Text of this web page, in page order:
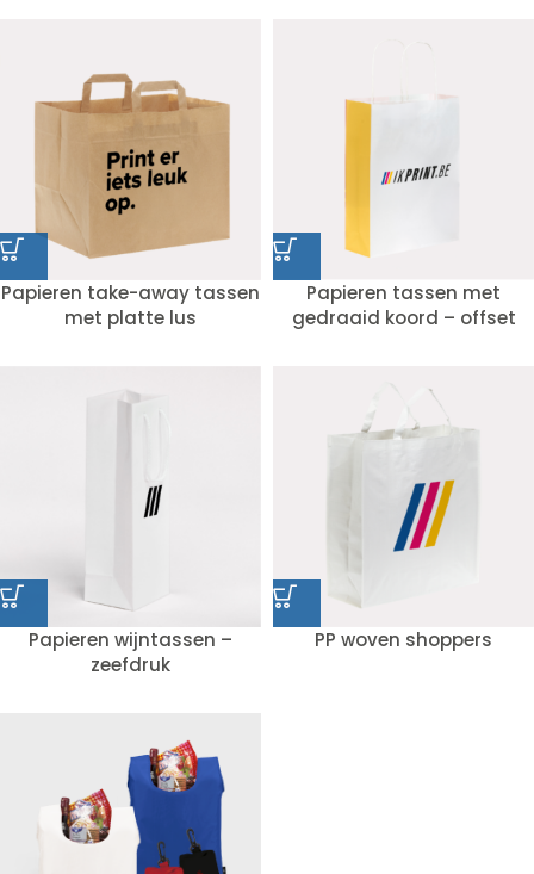
Papieren take-away tassen
met platte lus
Papieren tassen met
gedraaid koord – offset
Papieren wijntassen –
zeefdruk
PP woven shoppers